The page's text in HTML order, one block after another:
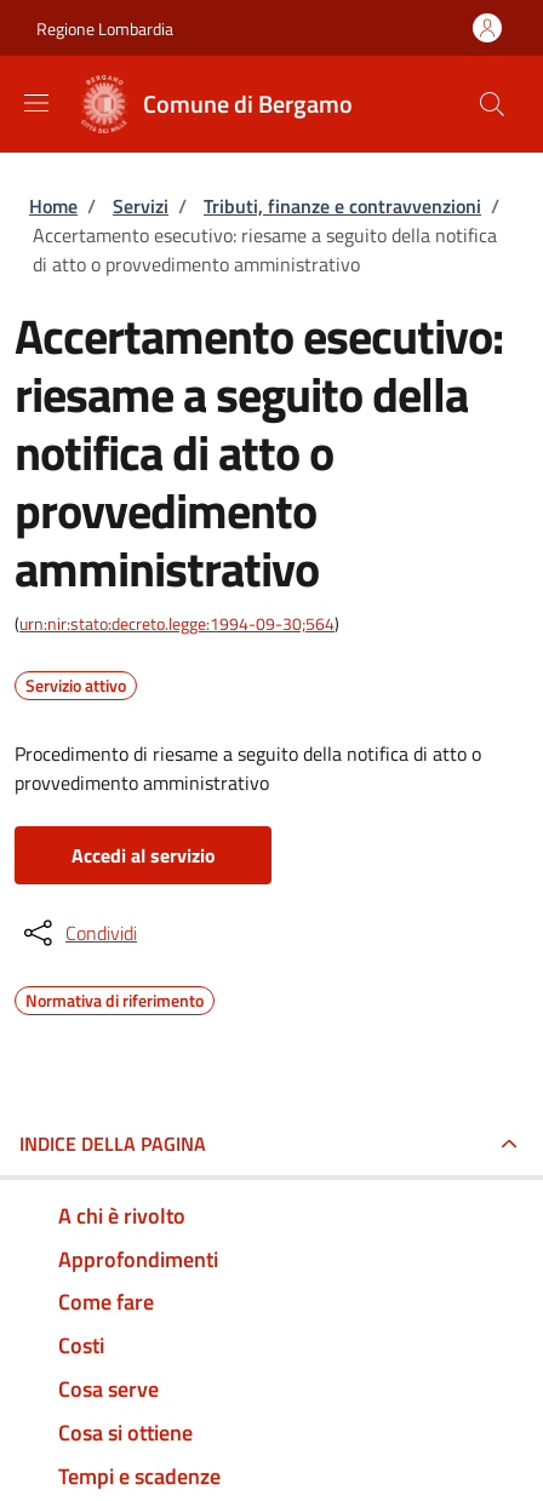
Regione Lombardia
Comune di Bergamo
Briciole di pane
Home / Servizi / Tributi, finanze e contravvenzioni /
Accertamento esecutivo: riesame a seguito della notifica
di atto o provvedimento amministrativo
Accertamento esecutivo:
riesame a seguito della
notifica di atto o
provvedimento
amministrativo
(urn:nir:stato:decreto.legge:1994-09-30;564)
Servizio attivo
Procedimento di riesame a seguito della notifica di atto o
provvedimento amministrativo
Accedi al servizio
Condividi
Normativa di riferimento
INDICE DELLA PAGINA
A chi è rivolto
Approfondimenti
Come fare
Costi
Cosa serve
Cosa si ottiene
Tempi e scadenze